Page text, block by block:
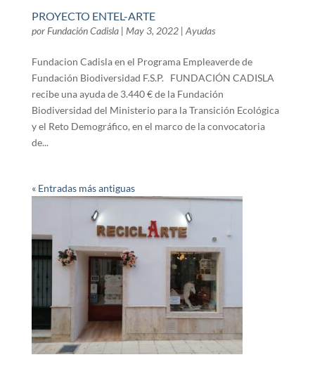
PROYECTO ENTEL-ARTE
por Fundación Cadisla| May 3, 2022| Ayudas
Fundacion Cadisla en el Programa Empleaverde de
Fundación Biodiversidad F.S.P. FUNDACIÓN CADISLA
recibe una ayuda de 3.440 € de la Fundación
Biodiversidad del Ministerio para la Transición Ecológica
y el Reto Demográfico, en el marco de la convocatoria
de...
« Entradas más antiguas